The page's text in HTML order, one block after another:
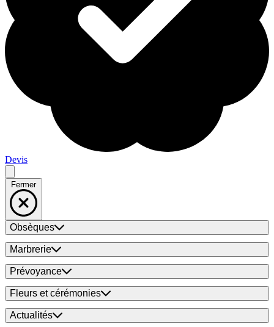
Devis
Fermer
Obsèques
Marbrerie
Prévoyance
Fleurs et cérémonies
Actualités